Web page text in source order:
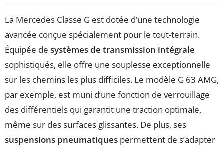
La Mercedes Classe G est dotée d’une technologie
avancée conçue spécialement pour le tout-terrain.
Équipée de systèmes de transmission intégrale
sophistiqués, elle offre une souplesse exceptionnelle
sur les chemins les plus difficiles. Le modèle G 63 AMG,
par exemple, est muni d’une fonction de verrouillage
des différentiels qui garantit une traction optimale,
même sur des surfaces glissantes. De plus, ses
suspensions pneumatiques permettent de s’adapter